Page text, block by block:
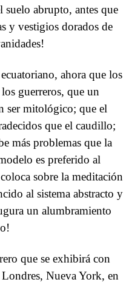
suelo abrupto, antes que
y vestigios dorados de
ahora que los
guerreros, que un
ser mitológico; que el
que el caudillo;
más problemas que la
es preferido al
sobre la meditación
al sistema abstracto y
un alumbramiento
que se exhibirá con
Nueva York, en